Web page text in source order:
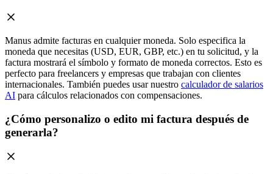
Manus admite facturas en cualquier moneda. Solo especifica la
moneda que necesitas (USD, EUR, GBP, etc.) en tu solicitud, y la
factura mostrará el símbolo y formato de moneda correctos. Esto es
perfecto para freelancers y empresas que trabajan con clientes
internacionales. También puedes usar nuestro calculador de salarios
AI para cálculos relacionados con compensaciones.
¿Cómo personalizo o edito mi factura después de
generarla?